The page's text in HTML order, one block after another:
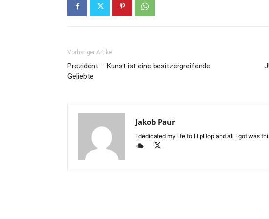
Vorheriger Artikel
Prezident – Kunst ist eine besitzergreifende
Geliebte
Jakob Paur
I dedicated my life to HipHop and all I got was